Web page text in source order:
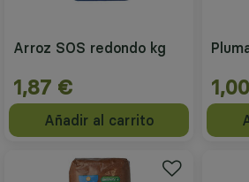
Arroz SOS redondo kg
1,87 €
Añadir al carrito